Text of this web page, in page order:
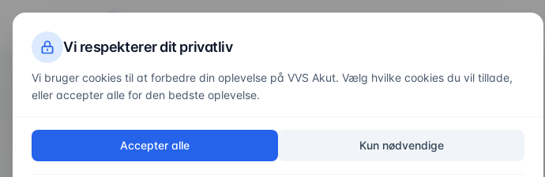
Forside/ Områder/Silkeborg
VVS-service i
Vi respekterer dit privatliv
Vi bruger cookies til at forbedre din oplevelse på VVS Akut. Vælg hvilke cookies du vil tillade,
eller accepter alle for den bedste oplevelse.
Accepter alle Kun nødvendige